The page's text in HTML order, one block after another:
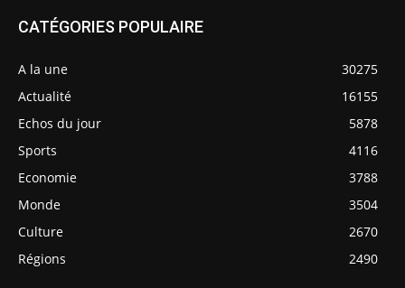
CATÉGORIES POPULAIRE
A la une
30275
Actualité
16155
Echos du jour
5878
Sports
4116
Economie
3788
Monde
3504
Culture
2670
Régions
2490